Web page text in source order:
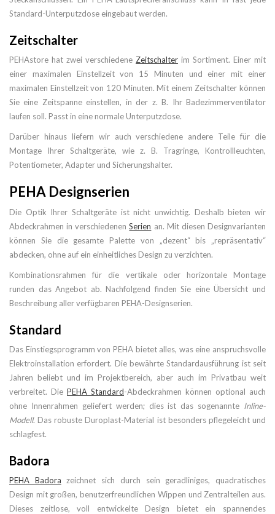
Standard-Unterputzdose eingebaut werden.
Zeitschalter
PEHAstore hat zwei verschiedene Zeitschalter im Sortiment. Einer mit
einer maximalen Einstellzeit von 15 Minuten und einer mit einer
maximalen Einstellzeit von 120 Minuten. Mit einem Zeitschalter können
Sie eine Zeitspanne einstellen, in der z. B. Ihr Badezimmerventilator
laufen soll. Passt in eine normale Unterputzdose.
Darüber hinaus liefern wir auch verschiedene andere Teile für die
Montage Ihrer Schaltgeräte, wie z. B. Tragringe, Kontrollleuchten,
Potentiometer, Adapter und Sicherungshalter.
PEHA Designserien
Die Optik Ihrer Schaltgeräte ist nicht unwichtig. Deshalb bieten wir
Abdeckrahmen in verschiedenenSerien an. Mit diesen Designvarianten
können Sie die gesamte Palette von „dezent“ bis „repräsentativ“
abdecken, ohne auf ein einheitliches Design zu verzichten.
Kombinationsrahmen für die vertikale oder horizontale Montage
runden das Angebot ab. Nachfolgend finden Sie eine Übersicht und
Beschreibung aller verfügbaren PEHA-Designserien.
Standard
Das Einstiegsprogramm von PEHA bietet alles, was eine anspruchsvolle
Elektroinstallation erfordert. Die bewährte Standardausführung ist seit
Jahren beliebt und im Projektbereich, aber auch im Privatbau weit
verbreitet. Die PEHA Standard-Abdeckrahmen können optional auch
ohne Innenrahmen geliefert werden; dies ist das sogenannte Inline-
Modell. Das robuste Duroplast-Material ist besonders pflegeleicht und
schlagfest.
Badora
PEHA Badora zeichnet sich durch sein geradliniges, quadratisches
Design mit großen, benutzerfreundlichen Wippen und Zentralteilen aus.
Dieses zeitlose, voll entwickelte Design bietet ein spannendes